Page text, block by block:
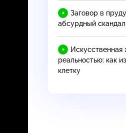
Заговор в
абсурдный
Искусственная
реальностью: как
клетку